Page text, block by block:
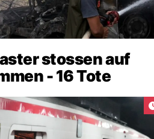
stossen auf
- 16 Tote